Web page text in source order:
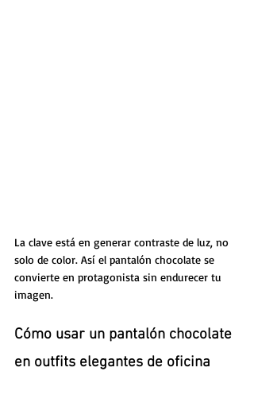
La clave está en generar contraste de luz, no
solo de color. Así el pantalón chocolate se
convierte en protagonista sin endurecer tu
imagen.
Cómo usar un pantalón chocolate
en outfits elegantes de oficina